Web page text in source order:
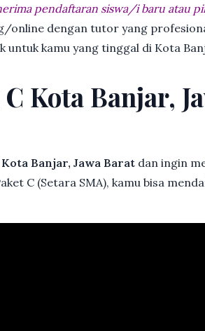
pendaftaran siswa/i baru atau
online dengan tutor yang
untuk kamu yang tinggal di Kota
Kota Banjar,
Kota Banjar, Jawa Barat dan ingin
C (Setara SMA), kamu bisa